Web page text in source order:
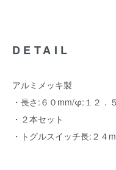
DETAIL
アルミメッキ製
・長さ:６０mm/φ:１２．
・２本セット
・トグルスイッチ長:２